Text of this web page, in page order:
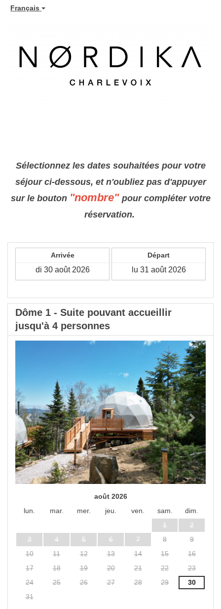
Français
Sélectionnez les dates souhaitées pour votre
séjour ci-dessous, et n'oubliez pas d'appuyer
sur le bouton "nombre" pour compléter votre
réservation.
Arrivée Départ
Dôme 1 - Suite pouvant accueillir
jusqu'à 4 personnes
Next
août 2026
lun.
mar. mer. jeu. ven. sam.
dim.
1
2
3
4 5 6 7 8
9
10
11 12 13 14 15
16
17
18 19 20 21 22
23
24
25 26 27 28 29
30
31